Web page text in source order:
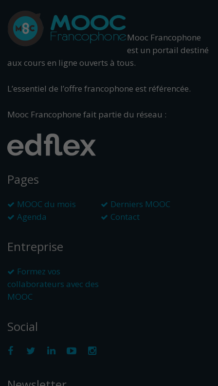
Mooc Francophone
est un portail destiné
aux cours en ligne ouverts à tous.
L’essentiel de l’offre francophone est référencée.
Mooc Francophone fait partie du réseau :
Pages
MOOC du mois
Derniers MOOC
Agenda
Contact
Entreprise
Formez vos
collaborateurs avec des
MOOC
Social